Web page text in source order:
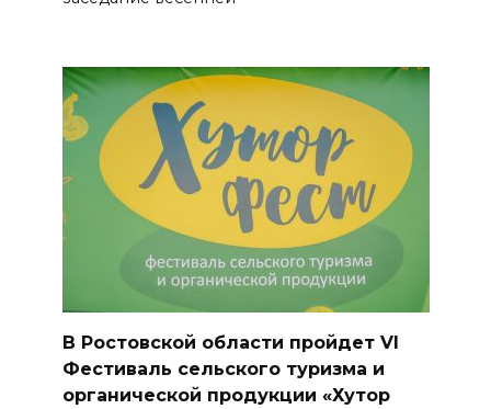
В Ростовской области пройдет VI
Фестиваль сельского туризма и
органической продукции «Хутор